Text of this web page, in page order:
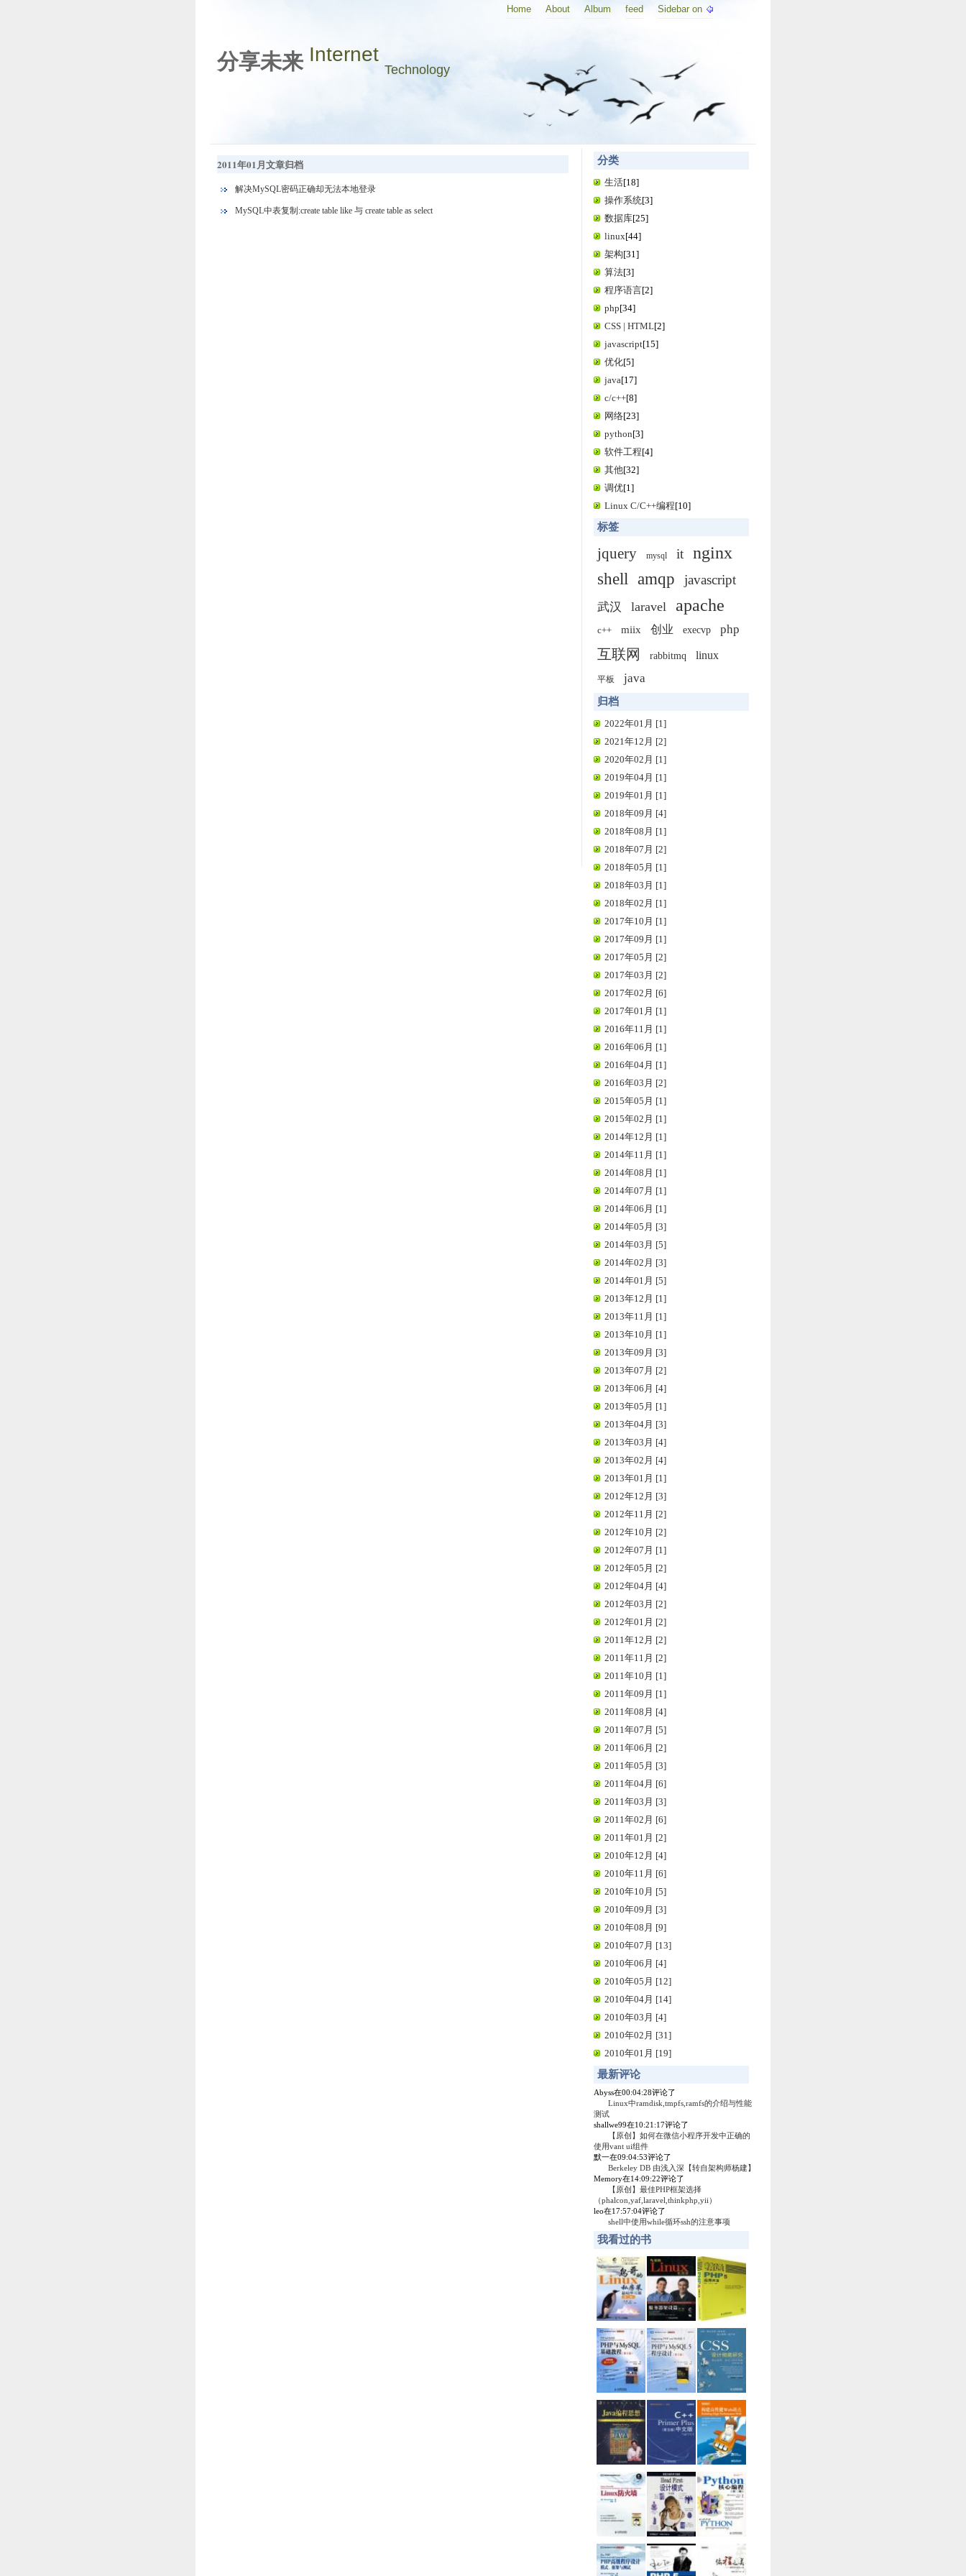
分享未来 Internet
Technology
Home About Album feed Sidebar on
2011年01月文章归档
解决MySQL密码正确却无法本地登录
MySQL中表复制:create table like 与 create table as select
分类
生活[18]
操作系统[3]
数据库[25]
linux[44]
架构[31]
算法[3]
程序语言[2]
php[34]
CSS | HTML[2]
javascript[15]
优化[5]
java[17]
c/c++[8]
网络[23]
python[3]
软件工程[4]
其他[32]
调优[1]
Linux C/C++编程[10]
标签
jquery mysql it nginx
shell amqp javascript
武汉 laravel apache
c++ miix 创业 execvp php
互联网 rabbitmq linux
平板 java
归档
2022年01月 [1]
2021年12月 [2]
2020年02月 [1]
2019年04月 [1]
2019年01月 [1]
2018年09月 [4]
2018年08月 [1]
2018年07月 [2]
2018年05月 [1]
2018年03月 [1]
2018年02月 [1]
2017年10月 [1]
2017年09月 [1]
2017年05月 [2]
2017年03月 [2]
2017年02月 [6]
2017年01月 [1]
2016年11月 [1]
2016年06月 [1]
2016年04月 [1]
2016年03月 [2]
2015年05月 [1]
2015年02月 [1]
2014年12月 [1]
2014年11月 [1]
2014年08月 [1]
2014年07月 [1]
2014年06月 [1]
2014年05月 [3]
2014年03月 [5]
2014年02月 [3]
2014年01月 [5]
2013年12月 [1]
2013年11月 [1]
2013年10月 [1]
2013年09月 [3]
2013年07月 [2]
2013年06月 [4]
2013年05月 [1]
2013年04月 [3]
2013年03月 [4]
2013年02月 [4]
2013年01月 [1]
2012年12月 [3]
2012年11月 [2]
2012年10月 [2]
2012年07月 [1]
2012年05月 [2]
2012年04月 [4]
2012年03月 [2]
2012年01月 [2]
2011年12月 [2]
2011年11月 [2]
2011年10月 [1]
2011年09月 [1]
2011年08月 [4]
2011年07月 [5]
2011年06月 [2]
2011年05月 [3]
2011年04月 [6]
2011年03月 [3]
2011年02月 [6]
2011年01月 [2]
2010年12月 [4]
2010年11月 [6]
2010年10月 [5]
2010年09月 [3]
2010年08月 [9]
2010年07月 [13]
2010年06月 [4]
2010年05月 [12]
2010年04月 [14]
2010年03月 [4]
2010年02月 [31]
2010年01月 [19]
最新评论
Abyss在00:04:28评论了
Linux中ramdisk,tmpfs,ramfs的介绍与性能
测试
shallwe99在10:21:17评论了
【原创】如何在微信小程序开发中正确的
使用vant ui组件
默一在09:04:53评论了
Berkeley DB 由浅入深【转自架构师杨建】
Memory在14:09:22评论了
【原创】最佳PHP框架选择
（phalcon,yaf,laravel,thinkphp,yii）
leo在17:57:04评论了
shell中使用while循环ssh的注意事项
我看过的书